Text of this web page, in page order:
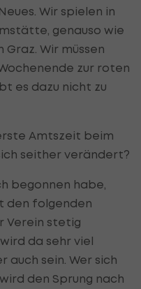
Wir spielen in
genauso wie
Wir müssen
zur roten
es dazu nicht zu
Amtszeit beim
seither verändert?
begonnen habe,
den folgenden
Verein stetig
da sehr viel
auch sein. Wer sich
den Sprung nach